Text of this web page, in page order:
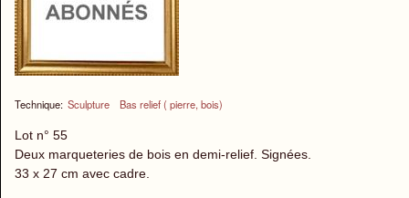
Technique: Sculpture Bas relief ( pierre, bois)
Lot n° 55
Deux marqueteries de bois en demi-relief. Signées.
33 x 27 cm avec cadre.